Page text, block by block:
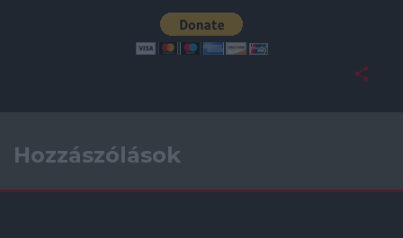
Hozzászólások